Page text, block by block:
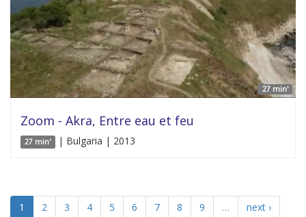
27 min'
Zoom - Akra, Entre eau et feu
27 min' | Bulgaria | 2013
1 2 3 4 5 6 7 8 9 …
next ›